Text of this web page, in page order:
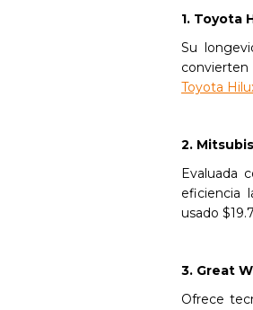
1. Toyota
Su
convierten
Toyota
2.
Evaluada
eficiencia
usado
3. Great
Ofrece